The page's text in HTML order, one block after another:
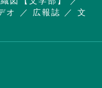
オ 広報誌
文